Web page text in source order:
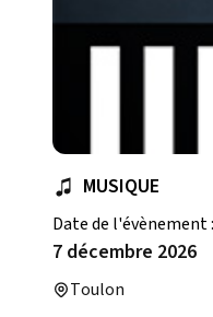
MUSIQUE
Date de l'évènement :
7 décembre 2026
Toulon